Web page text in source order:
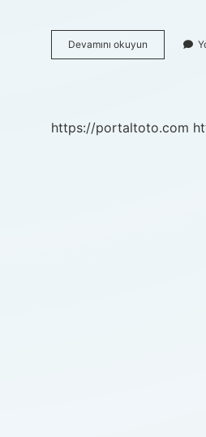
Devamını okuyun
Arşivden
https://portaltoto.com